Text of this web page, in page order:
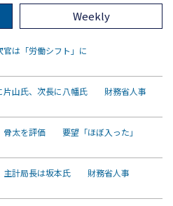
Weekly
は「労働シフト」に
片山氏、次長に八幡氏 財務省人事
骨太を評価 要望「ほぼ入った」
主計局長は坂本氏 財務省人事